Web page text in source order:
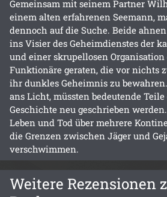
Gemeinsam mit seinem Partner
einem alten erfahrenen Seemann,
dennoch auf die Suche. Beide
ins Visier des Geheimdienstes der
und einer skrupellosen
Funktionäre geraten, die vor nichts
ihr dunkles Geheimnis zu
ans Licht, müssten bedeutende
Geschichte neu geschrieben
Leben und Tod über mehrere
die Grenzen zwischen Jäger und
verschwimmen.
Weitere Rezensionen